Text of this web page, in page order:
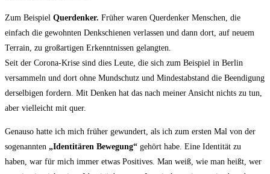
Zum Beispiel Querdenker. Früher waren Querdenker Menschen, die
einfach die gewohnten Denkschienen verlassen und dann dort, auf neuem
Terrain, zu großartigen Erkenntnissen gelangten.
Seit der Corona-Krise sind dies Leute, die sich zum Beispiel in Berlin
versammeln und dort ohne Mundschutz und Mindestabstand die Beendigung
derselbigen fordern. Mit Denken hat das nach meiner Ansicht nichts zu tun,
aber vielleicht mit quer.
Genauso hatte ich mich früher gewundert, als ich zum ersten Mal von der
sogenannten „Identitären Bewegung“ gehört habe. Eine Identität zu
haben, war für mich immer etwas Positives. Man weiß, wie man heißt, wer